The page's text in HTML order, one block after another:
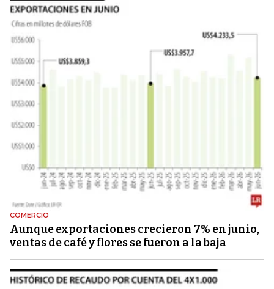
COMERCIO
Aunque exportaciones crecieron 7% en junio,
ventas de café y flores se fueron a la baja